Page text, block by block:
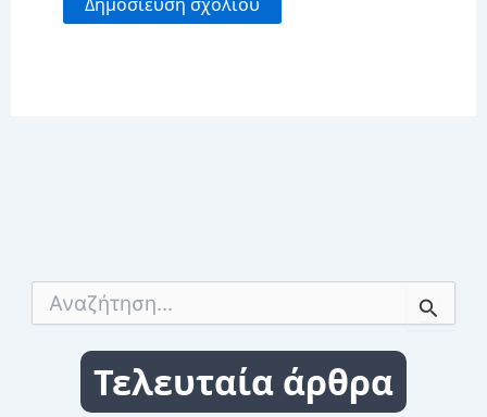
Τελευταία άρθρα